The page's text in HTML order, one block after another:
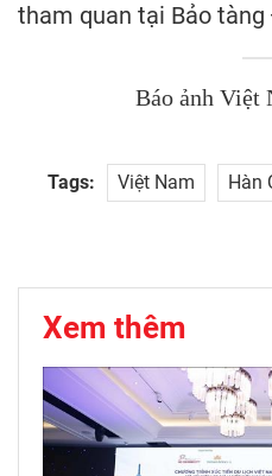
tham quan tại Bảo
Báo ảnh Việt
Tags: Việt Nam Hàn
Xem thêm